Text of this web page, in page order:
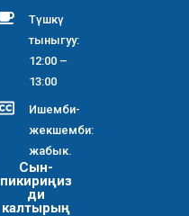
Түшкү
тыныгуу:
12:00 –
13:00
Ишемби-
жекшемби:
жабык.
Сын-
пикириңиз
ди
калтырың